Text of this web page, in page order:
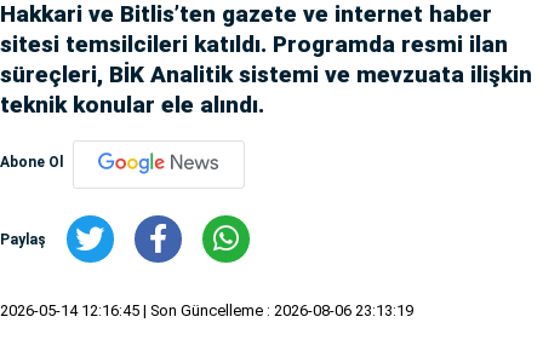
Hakkari ve Bitlis’ten gazete ve internet haber
sitesi temsilcileri katıldı. Programda resmi ilan
süreçleri, BİK Analitik sistemi ve mevzuata ilişkin
teknik konular ele alındı.
Abone Ol
Paylaş
2026-05-14 12:16:45 | Son Güncelleme : 2026-08-06 23:13:19